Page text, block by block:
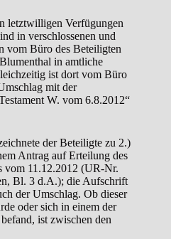
letztwilligen Verfügungen
in verschlossenen und
vom Büro des Beteiligten
in amtliche
ist dort vom Büro
mit der
W. vom 6.8.2012“
der Beteiligte zu 2.)
Antrag auf Erteilung des
vom 11.12.2012 (UR-Nr.
Bl. 3 d.A.); die Aufschrift
der Umschlag. Ob dieser
oder sich in einem der
ist zwischen den